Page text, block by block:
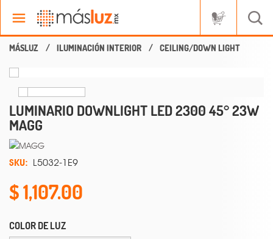
ILUMINACIÓN INTERIOR CEILING/DOWN LIGHT
LUMINARIO DOWNLIGHT LED 2300 45° 23W
MAGG
SKU: L5032-1E9
1,107.00
COLOR DE LUZ